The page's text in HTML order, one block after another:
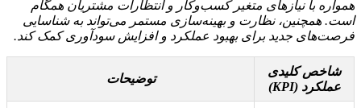
همواره با نیازهای متغیر کسب‌وکار و انتظارات مشتریان همگام
است. همچنین، نظارت و بهینه‌سازی مستمر می‌تواند به شناسایی
فرصت‌های جدید برای بهبود عملکرد و افزایش سودآوری کمک کند.
شاخص کلیدی
عملکرد (KPI)
توضیحات